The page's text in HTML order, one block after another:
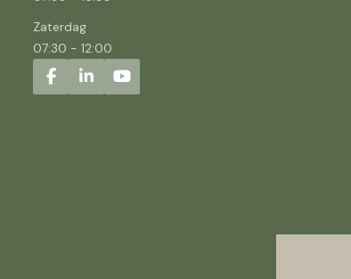
Zaterdag
07:30 - 12:00